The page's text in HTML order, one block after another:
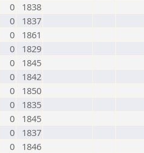
0
1838
0
1837
0
1861
0
1829
0
1845
0
1842
0
1850
0
1835
0
1845
0
1837
0
1846